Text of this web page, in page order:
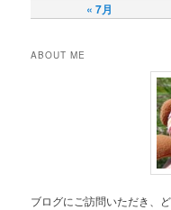
« 7月
ABOUT ME
ブログにご訪問いただき、